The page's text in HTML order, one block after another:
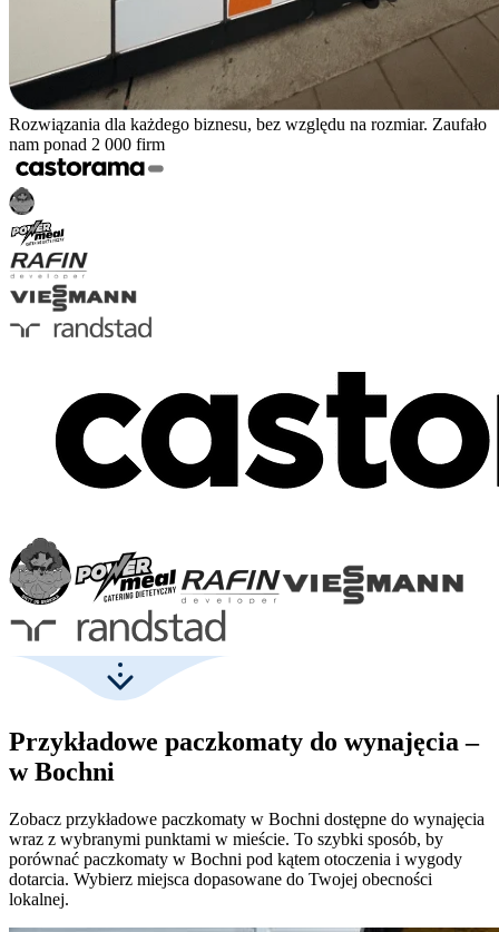
Rozwiązania dla każdego biznesu, bez względu na rozmiar. Zaufało
nam ponad 2 000 firm
Przykładowe paczkomaty do wynajęcia –
w Bochni
Zobacz przykładowe paczkomaty w Bochni dostępne do wynajęcia
wraz z wybranymi punktami w mieście. To szybki sposób, by
porównać paczkomaty w Bochni pod kątem otoczenia i wygody
dotarcia. Wybierz miejsca dopasowane do Twojej obecności
lokalnej.